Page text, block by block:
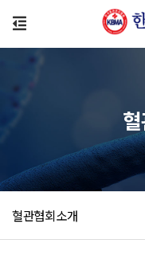
혈관협회소개